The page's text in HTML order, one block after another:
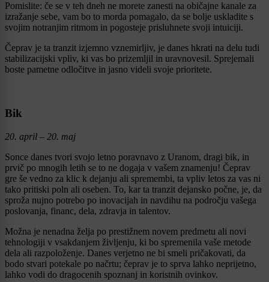
Pomislite: če se v teh dneh ne morete zanesti na običajne kanale za
izražanje sebe, vam bo to morda pomagalo, da se bolje uskladite s
svojim notranjim ritmom in pogosteje prisluhnete svoji intuiciji.
Čeprav je ta tranzit izjemno vznemirljiv, je danes hkrati na delu tudi
stabilizacijski vpliv, ki vas bo prizemljil in uravnovesil. Sprejemali
boste pametne odločitve in jasno videli svoje prioritete.
Bik
20. april – 20. maj
Sonce danes tvori svojo letno poravnavo z Uranom, dragi bik, in
prvič po mnogih letih se to ne dogaja v vašem znamenju! Čeprav
gre še vedno za klic k dejanju ali spremembi, ta vpliv letos za vas ni
tako pritiski poln ali oseben. To, kar ta tranzit dejansko počne, je, da
sproža nujno potrebo po inovacijah in navdihu na področju vašega
poslovanja, financ, dela, zdravja in talentov.
Možna je nenadna želja po prestižnem novem predmetu ali novi
tehnologiji v vsakdanjem življenju, ki bo spremenila vaše metode
dela ali razpoloženje. Danes verjetno ne bi smeli pričakovati, da
bodo stvari potekale po načrtu; čeprav je to sprva lahko neprijetno,
lahko vodi do dragocenih spoznanj in koristnih ovinkov.